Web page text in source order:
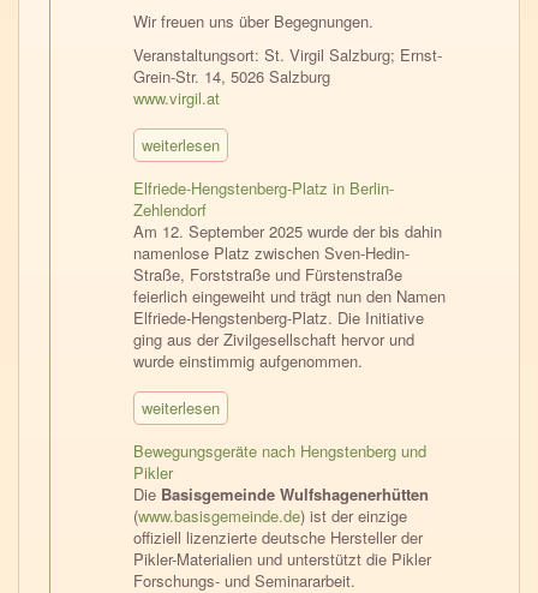
Wir freuen uns über Begegnungen.
Veranstaltungsort: St. Virgil Salzburg; Ernst-
Grein-Str. 14, 5026 Salzburg
www.virgil.at
weiterlesen
Elfriede-Hengstenberg-Platz in Berlin-
Zehlendorf
Am 12. September 2025 wurde der bis dahin
namenlose Platz zwischen Sven-Hedin-
Straße, Forststraße und Fürstenstraße
feierlich eingeweiht und trägt nun den Namen
Elfriede-Hengstenberg-Platz. Die Initiative
ging aus der Zivilgesellschaft hervor und
wurde einstimmig aufgenommen.
weiterlesen
Bewegungsgeräte nach Hengstenberg und
Pikler
Die Basisgemeinde Wulfshagenerhütten
(www.basisgemeinde.de) ist der einzige
offiziell lizenzierte deutsche Hersteller der
Pikler-Materialien und unterstützt die Pikler
Forschungs- und Seminararbeit.